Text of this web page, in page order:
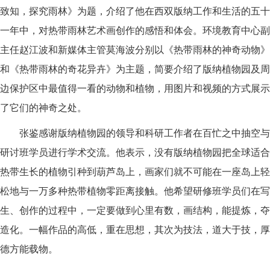
致知，探究雨林》为题，介绍了他在西双版纳工作和生活的五十
一年中，对热带雨林艺术画创作的感悟和体会。环境教育中心副
主任赵江波和新媒体主管莫海波分别以《热带雨林的神奇动物》
和《热带雨林的奇花异卉》为主题，简要介绍了版纳植物园及周
边保护区中最值得一看的动物和植物，用图片和视频的方式展示
了它们的神奇之处。
张鉴感谢版纳植物园的领导和科研工作者在百忙之中抽空与
研讨班学员进行学术交流。他表示，没有版纳植物园把全球适合
热带生长的植物引种到葫芦岛上，画家们就不可能在一座岛上轻
松地与一万多种热带植物零距离接触。他希望研修班学员们在写
生、创作的过程中，一定要做到心里有数，画结构，能提炼，夺
造化。一幅作品的高低，重在思想，其次为技法，道大于技，厚
德方能载物。